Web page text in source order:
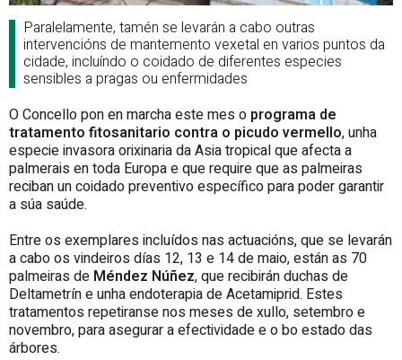
Paralelamente, tamén se levarán a cabo outras
intervencións de mantemento vexetal en varios puntos da
cidade, incluíndo o coidado de diferentes especies
sensibles a pragas ou enfermidades
O Concello pon en marcha este mes o programa de
tratamento fitosanitario contra o picudo vermello, unha
especie invasora orixinaria da Asia tropical que afecta a
palmerais en toda Europa e que require que as palmeiras
reciban un coidado preventivo específico para poder garantir
a súa saúde.
Entre os exemplares incluídos nas actuacións, que se levarán
a cabo os vindeiros días 12, 13 e 14 de maio, están as 70
palmeiras de Méndez Núñez, que recibirán duchas de
Deltametrín e unha endoterapia de Acetamiprid. Estes
tratamentos repetiranse nos meses de xullo, setembro e
novembro, para asegurar a efectividade e o bo estado das
árbores.